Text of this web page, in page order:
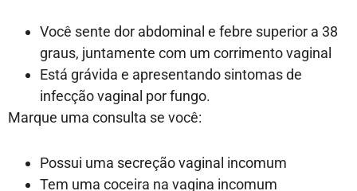
Você sente dor abdominal e febre superior a 38
graus, juntamente com um corrimento vaginal
Está grávida e apresentando sintomas de
infecção vaginal por fungo.
Marque uma consulta se você:
Possui uma secreção vaginal incomum
Tem uma coceira na vagina incomum